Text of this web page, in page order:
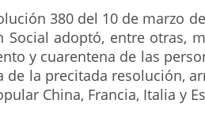
380 del 10 de marzo
Social adoptó, entre otras,
y cuarentena de las
de la precitada resolución,
China, Francia, Italia y